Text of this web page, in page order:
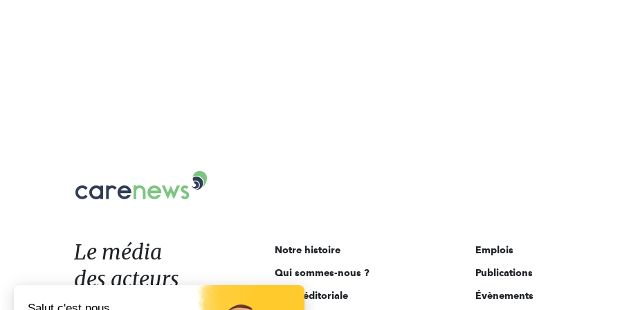
Le
acteurs
de
l'engagement
Le média
des acteurs
Notre histoire
Qui sommes-nous ?
Ligne éditoriale
Emplois
Publications
Évènements